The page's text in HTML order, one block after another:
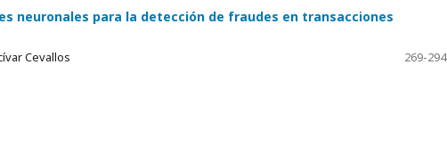
neuronales para la detección de fraudes en transacciones
Cevallos
269-294